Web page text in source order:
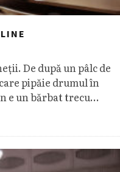
De după un pâlc de
pipăie drumul în
e un bărbat trecu...